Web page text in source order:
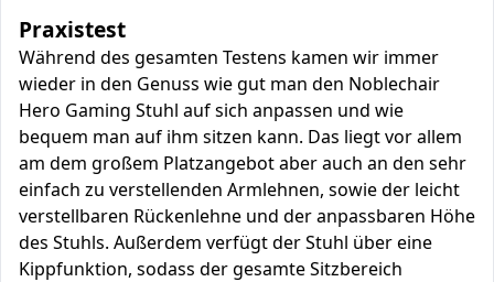
Praxistest
Während des gesamten Testens kamen wir immer
wieder in den Genuss wie gut man den Noblechair
Hero Gaming Stuhl auf sich anpassen und wie
bequem man auf ihm sitzen kann. Das liegt vor allem
am dem großem Platzangebot aber auch an den sehr
einfach zu verstellenden Armlehnen, sowie der leicht
verstellbaren Rückenlehne und der anpassbaren Höhe
des Stuhls. Außerdem verfügt der Stuhl über eine
Kippfunktion, sodass der gesamte Sitzbereich